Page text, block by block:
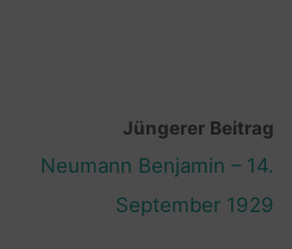
Jüngerer Beitrag
Neumann Benjamin – 14.
September 1929